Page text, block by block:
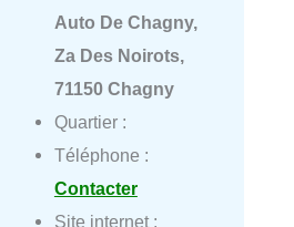
Auto De Chagny,
Za Des Noirots,
71150 Chagny
Quartier :
Téléphone :
Contacter
Site internet :